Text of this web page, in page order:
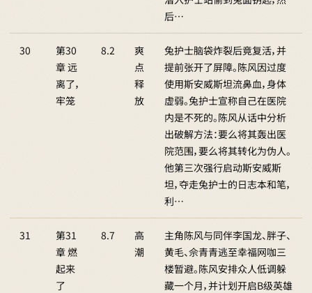
后…
30
第30
章 远
离了，
牢笼
8.2
爽
点
释
放
兔护士脑袋炸裂后竟复活，并
提前张开了屏障。陈风因过度
使用斯安威斯坦流鼻血，身体
虚弱。兔护士宣称自己在医院
内是不死的。陈风从话中分析
出破解方法：要么将其轰出医
院范围，要么将其转化为伪人。
他第三次强行启动斯安威斯
坦，夺走兔护士的日志本和笔，
利…
31
第31
章 燃
起来
了
8.7
高
潮
主角陈风与同伴李国龙、胖子、
黄毛、佘青青逃至幸福网咖三
楼暂避。陈风安排众人低调躲
藏一个月，并计划开启B级英雄